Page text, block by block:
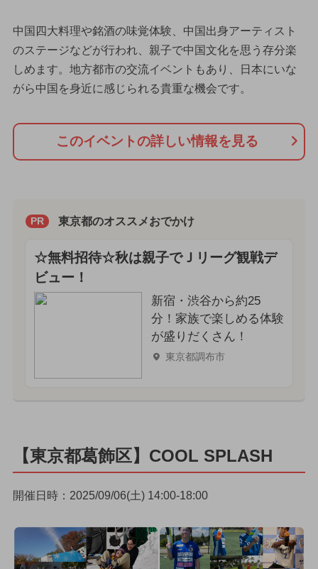
中国四大料理や銘酒の味覚体験、中国出身アーティスト
のステージなどが行われ、親子で中国文化を思う存分楽
しめます。地方都市の交流イベントもあり、日本にいな
がら中国を身近に感じられる貴重な機会です。
このイベントの詳しい情報を見る
PR 東京都のオススメおでかけ
☆無料招待☆秋は親子でＪリーグ観戦デ
ビュー！
新宿・渋谷から約25
分！家族で楽しめる体験
が盛りだくさん！
東京都調布市
【東京都葛飾区】COOL SPLASH
開催日時：2025/09/06(土) 14:00-18:00